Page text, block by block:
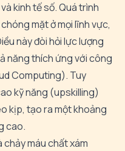
kinh tế số. Quá trình
mặt ở mọi lĩnh vực,
này đòi hỏi lực lượng
năng thích ứng với công
Computing). Tuy
kỹ năng (upskilling)
kịp, tạo ra một khoảng
cao.
chảy máu chất xám